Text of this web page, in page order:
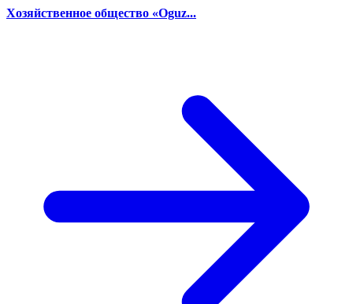
Хозяйственное общество «Oguz...